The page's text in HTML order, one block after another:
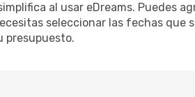
al usar eDreams. Puedes
seleccionar las fechas
presupuesto.